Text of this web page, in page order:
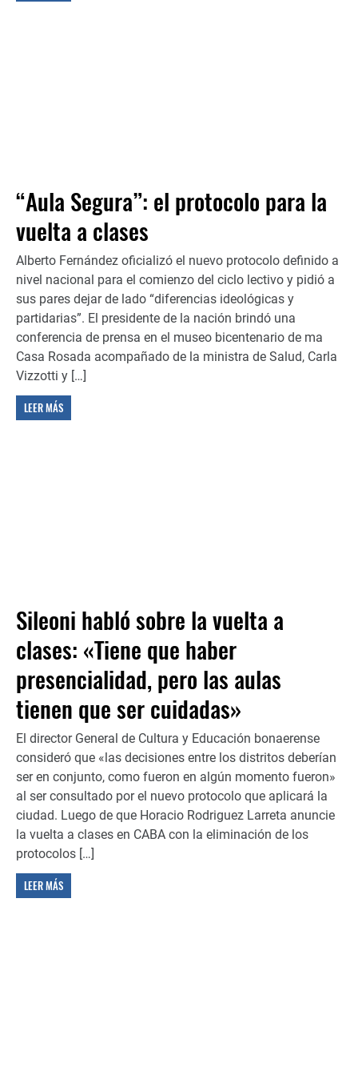
“Aula Segura”: el protocolo para la
vuelta a clases
Alberto Fernández oficializó el nuevo protocolo definido a
nivel nacional para el comienzo del ciclo lectivo y pidió a
sus pares dejar de lado “diferencias ideológicas y
partidarias”. El presidente de la nación brindó una
conferencia de prensa en el museo bicentenario de ma
Casa Rosada acompañado de la ministra de Salud, Carla
Vizzotti y […]
LEER MÁS
Sileoni habló sobre la vuelta a
clases: «Tiene que haber
presencialidad, pero las aulas
tienen que ser cuidadas»
El director General de Cultura y Educación bonaerense
consideró que «las decisiones entre los distritos deberían
ser en conjunto, como fueron en algún momento fueron»
al ser consultado por el nuevo protocolo que aplicará la
ciudad. Luego de que Horacio Rodriguez Larreta anuncie
la vuelta a clases en CABA con la eliminación de los
protocolos […]
LEER MÁS